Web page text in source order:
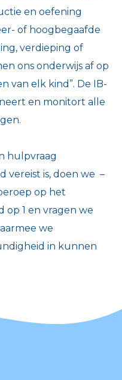
en oefening
of hoogbegaafde
verdieping of
ons onderwijs af op
van elk kind”. De IB-
en monitort alle
hulpvraag
vereist is, doen we –
op het
op 1 en vragen we
we
in kunnen